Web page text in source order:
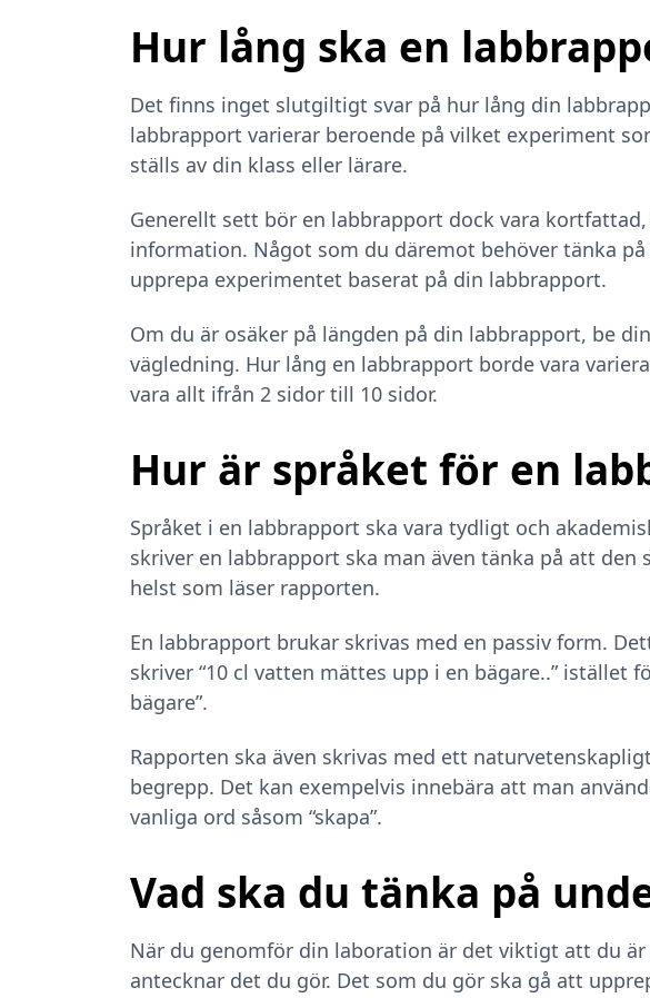
Hur lång ska en
Det finns inget slutgiltigt svar på hur lång din
labbrapport varierar beroende på vilket experiment
ställs av din klass eller lärare.
Generellt sett bör en labbrapport dock vara
information. Något som du däremot behöver tänka
upprepa experimentet baserat på din labbrapport.
Om du är osäker på längden på din labbrapport, be
vägledning. Hur lång en labbrapport borde vara
vara allt ifrån 2 sidor till 10 sidor.
Hur är språket för en
Språket i en labbrapport ska vara tydligt och
skriver en labbrapport ska man även tänka på att den
helst som läser rapporten.
En labbrapport brukar skrivas med en passiv form.
skriver “10 cl vatten mättes upp i en bägare..” istället
bägare”.
Rapporten ska även skrivas med ett
begrepp. Det kan exempelvis innebära att man
vanliga ord såsom “skapa”.
Vad ska du tänka på
När du genomför din laboration är det viktigt att du
antecknar det du gör. Det som du gör ska gå att